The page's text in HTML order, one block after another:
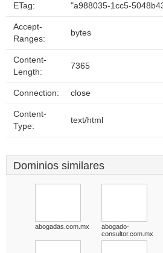
ETag: "a988035-1cc5-
Accept-
Ranges:
bytes
Content-
Length:
7365
Connection: close
Content-
Type:
text/html
Dominios similares
abogadas.com.mx
abogado-
consultor.com.mx